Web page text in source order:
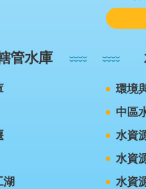
管水庫
湖
環境
中區
水資
水資
水資